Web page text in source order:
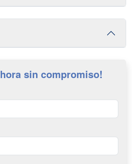
sin compromiso!